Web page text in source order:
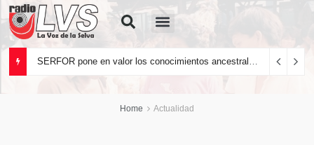
Home Actualidad